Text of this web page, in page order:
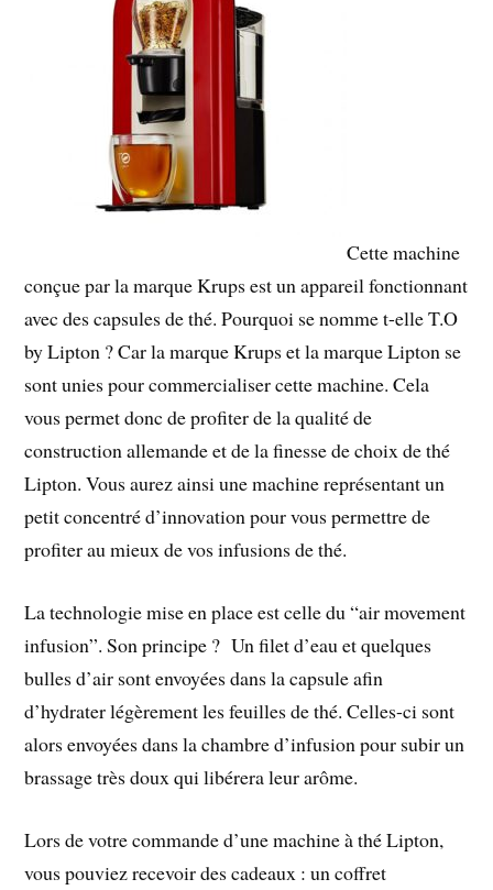
Cette machine
conçue par la marque Krups est un appareil fonctionnant
avec des capsules de thé. Pourquoi se nomme t-elle T.O
by Lipton ? Car la marque Krups et la marque Lipton se
sont unies pour commercialiser cette machine. Cela
vous permet donc de profiter de la qualité de
construction allemande et de la finesse de choix de thé
Lipton. Vous aurez ainsi une machine représentant un
petit concentré d’innovation pour vous permettre de
profiter au mieux de vos infusions de thé.
La technologie mise en place est celle du “air movement
infusion”. Son principe ? Un filet d’eau et quelques
bulles d’air sont envoyées dans la capsule afin
d’hydrater légèrement les feuilles de thé. Celles-ci sont
alors envoyées dans la chambre d’infusion pour subir un
brassage très doux qui libérera leur arôme.
Lors de votre commande d’une machine à thé Lipton,
vous pouviez recevoir des cadeaux : un coffret